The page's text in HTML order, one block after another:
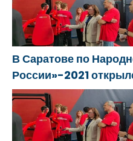
oluyor
В Саратове по
России»-2021
спортзал «Новая